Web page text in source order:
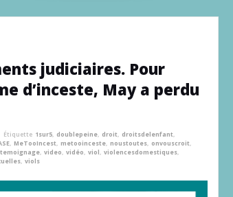
judiciaires. Pour
d’inceste, May a perdu
Étiquette 1sur5, doublepeine, droit, droitsdelenfant,
, MeTooIncest, metooinceste, noustoutes, onvouscroit,
temoignage, video, vidéo, viol, violencesdomestiques,
, viols